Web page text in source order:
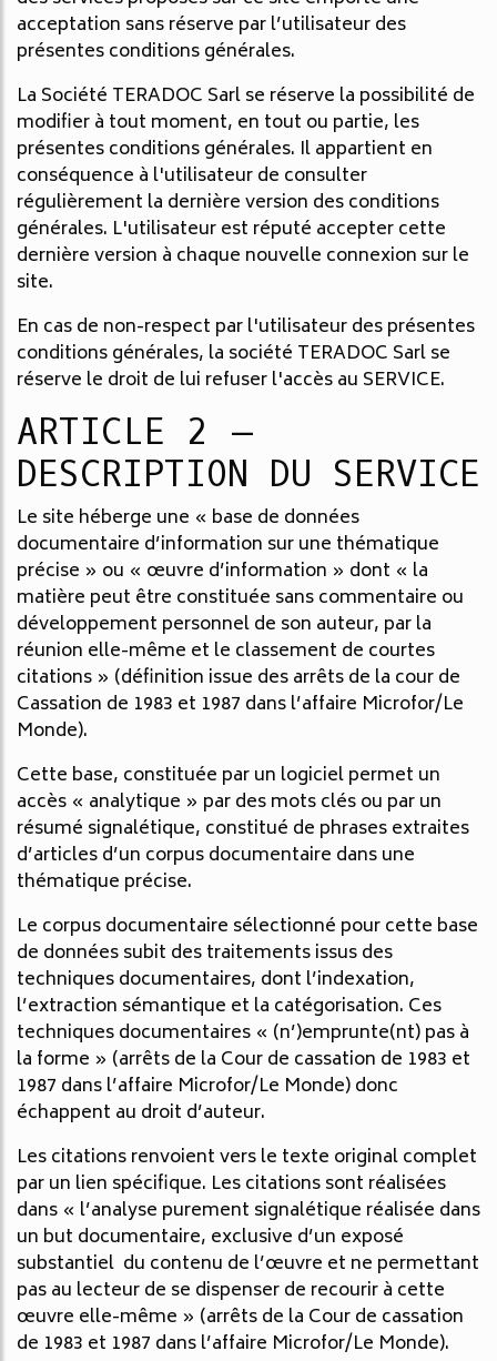
acceptation sans réserve par l’utilisateur des
présentes conditions générales.
La Société TERADOC Sarl se réserve la possibilité de
modifier à tout moment, en tout ou partie, les
présentes conditions générales. Il appartient en
conséquence à l'utilisateur de consulter
régulièrement la dernière version des conditions
générales. L'utilisateur est réputé accepter cette
dernière version à chaque nouvelle connexion sur le
site.
En cas de non-respect par l'utilisateur des présentes
conditions générales, la société TERADOC Sarl se
réserve le droit de lui refuser l'accès au SERVICE.
ARTICLE 2 –
DESCRIPTION DU SERVICE
Le site héberge une « base de données
documentaire d’information sur une thématique
précise » ou « œuvre d’information » dont « la
matière peut être constituée sans commentaire ou
développement personnel de son auteur, par la
réunion elle-même et le classement de courtes
citations » (définition issue des arrêts de la cour de
Cassation de 1983 et 1987 dans l’affaire Microfor/Le
Monde).
Cette base, constituée par un logiciel permet un
accès « analytique » par des mots clés ou par un
résumé signalétique, constitué de phrases extraites
d’articles d’un corpus documentaire dans une
thématique précise.
Le corpus documentaire sélectionné pour cette base
de données subit des traitements issus des
techniques documentaires, dont l’indexation,
l’extraction sémantique et la catégorisation. Ces
techniques documentaires « (n’)emprunte(nt) pas à
la forme » (arrêts de la Cour de cassation de 1983 et
1987 dans l’affaire Microfor/Le Monde) donc
échappent au droit d’auteur.
Les citations renvoient vers le texte original complet
par un lien spécifique. Les citations sont réalisées
dans « l’analyse purement signalétique réalisée dans
un but documentaire, exclusive d’un exposé
substantiel du contenu de l’œuvre et ne permettant
pas au lecteur de se dispenser de recourir à cette
œuvre elle-même » (arrêts de la Cour de cassation
de 1983 et 1987 dans l’affaire Microfor/Le Monde).